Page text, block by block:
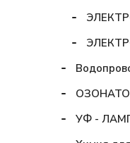
УФ -